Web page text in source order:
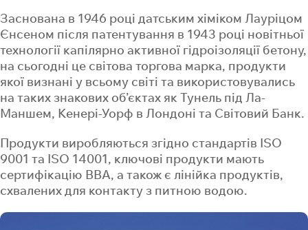
Заснована в 1946 році датським хіміком Лауріцом
Єнсеном після патентування в 1943 році новітньої
технології капілярно активної гідроізоляції бетону,
на сьогодні це світова торгова марка, продукти
якої визнані у всьому світі та використовувались
на таких знакових об’єктах як Тунель під Ла-
Маншем, Кенері-Уорф в Лондоні та Світовий Банк.
Продукти виробляються згідно стандартів ISO
9001 та ISO 14001, ключові продукти мають
сертифікацію ВВА, а також є лінійка продуктів,
схвалених для контакту з питною водою.